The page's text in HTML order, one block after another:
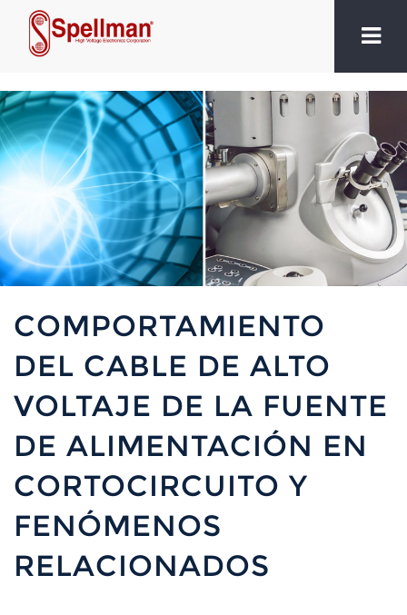
COMPORTAMIENTO
DEL CABLE DE ALTO
VOLTAJE DE LA FUENTE
DE ALIMENTACIÓN EN
CORTOCIRCUITO Y
FENÓMENOS
RELACIONADOS